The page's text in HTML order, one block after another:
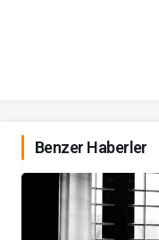
Benzer Haberler